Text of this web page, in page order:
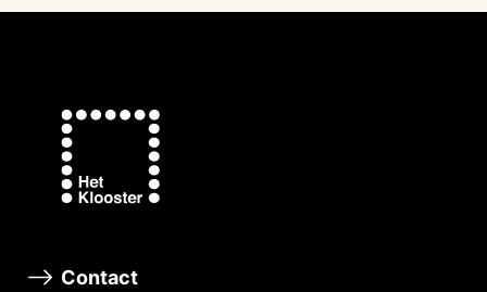
Contact